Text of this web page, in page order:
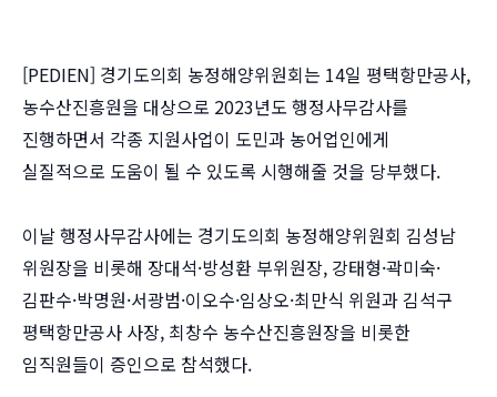
[PEDIEN] 경기도의회 농정해양위원회는 14일 평택항만공사,
농수산진흥원을 대상으로 2023년도 행정사무감사를
진행하면서 각종 지원사업이 도민과 농어업인에게
실질적으로 도움이 될 수 있도록 시행해줄 것을 당부했다.
이날 행정사무감사에는 경기도의회 농정해양위원회 김성남
위원장을 비롯해 장대석·방성환 부위원장, 강태형·곽미숙·
김판수·박명원·서광범·이오수·임상오·최만식 위원과 김석구
평택항만공사 사장, 최창수 농수산진흥원장을 비롯한
임직원들이 증인으로 참석했다.